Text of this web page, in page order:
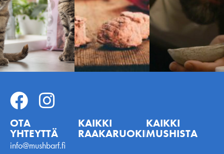
OTA
YHTEYTTÄ
info@mushbarf.fi
KAIKKI
RAAKARUOKINNASTA
KAIKKI
MUSHISTA